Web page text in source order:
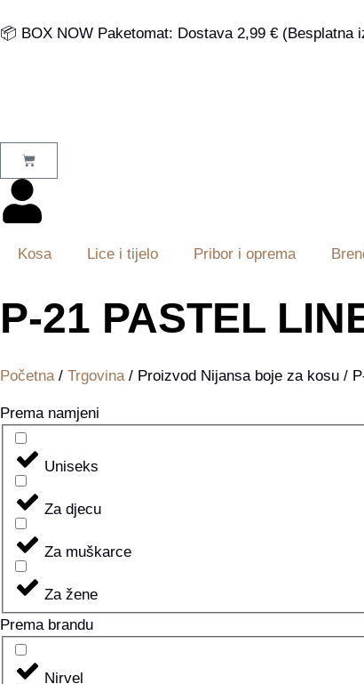
📦 BOX NOW Paketomat: Dostava 2,99 € (Besplatna
Kosa Lice i tijelo Pribor i oprema
P-21 PASTEL
Početna/ Trgovina/ Proizvod Nijansa boje za kosu /
Prema namjeni
Uniseks
Za djecu
Za muškarce
Za žene
Prema brandu
Nirvel